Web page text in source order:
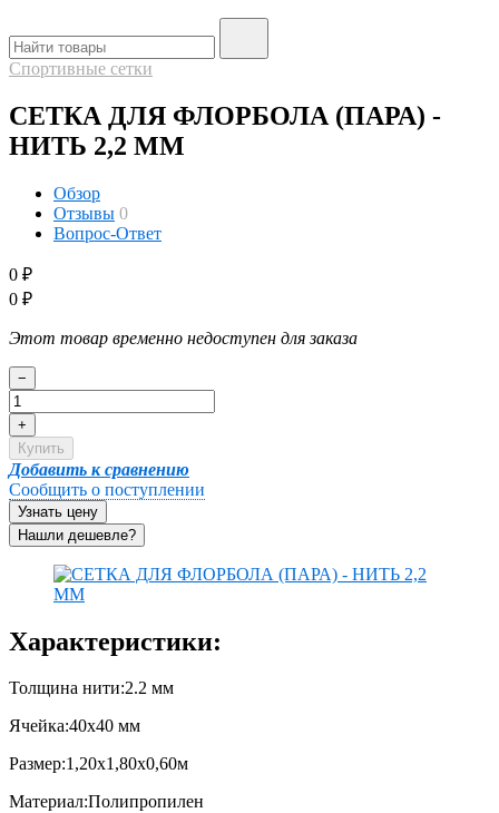
Спортивные сетки
СЕТКА ДЛЯ ФЛОРБОЛА (ПАРА) -
НИТЬ 2,2 ММ
Обзор
Отзывы 0
Вопрос-Ответ
0 ₽
0 ₽
Этот товар временно недоступен для заказа
−
+
Купить
Добавить к сравнению
Сообщить о поступлении
Узнать цену
Характеристики:
Толщина нити:2.2 мм
Ячейка:40х40 мм
Размер:1,20х1,80х0,60м
Материал:Полипропилен